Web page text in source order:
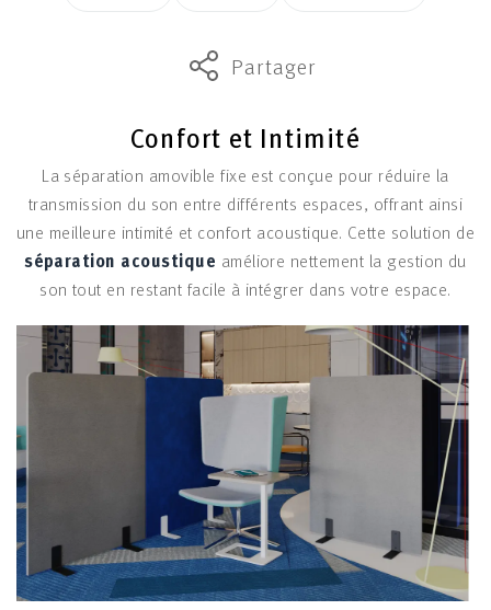
Partager
Confort et Intimité
La séparation amovible fixe est conçue pour réduire la
transmission du son entre différents espaces, offrant ainsi
une meilleure intimité et confort acoustique. Cette solution de
séparation acoustique améliore nettement la gestion du
son tout en restant facile à intégrer dans votre espace.